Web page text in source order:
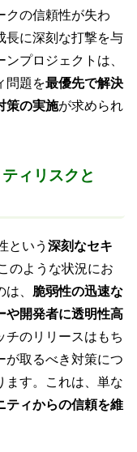
クの信頼性が失わ
長に深刻な打撃を与
プロジェクトは、
問題を最優先で解決
策の実施が求められ
ィリスクと
という 深刻なセキ
のような状況にお
、 脆弱性の迅速な
や開発者に透明性高
チのリリースはもち
が取るべき対策につ
ます。これは、単な
ティからの信頼を維